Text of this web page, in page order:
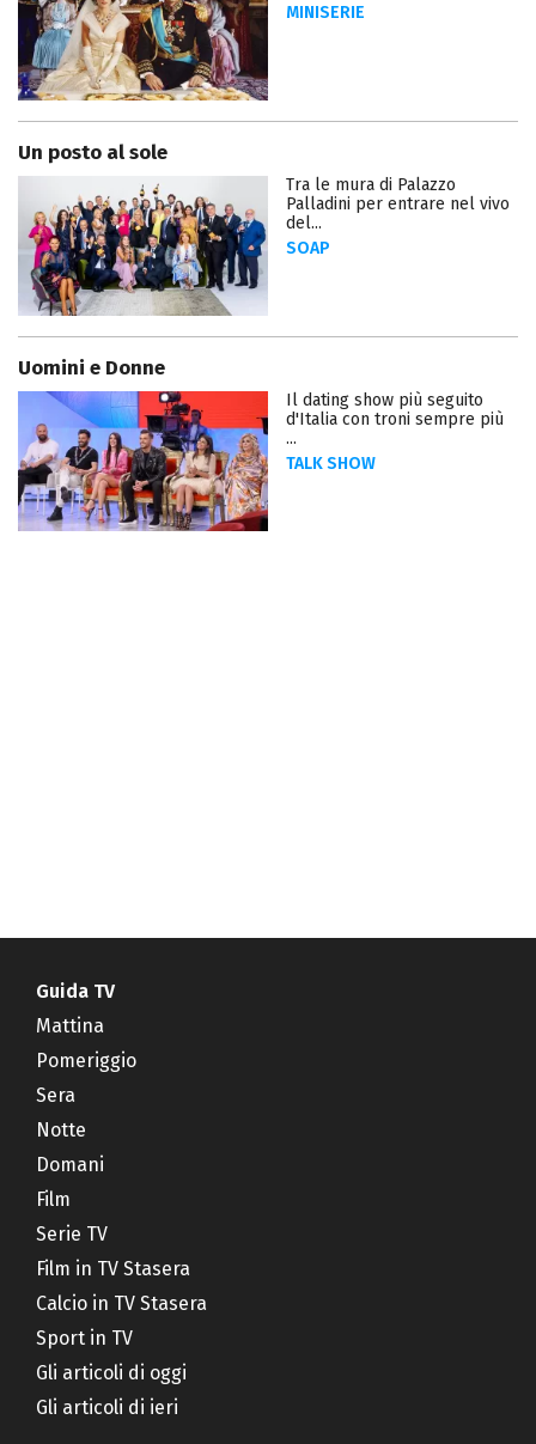
MINISERIE
Un posto al sole
Tra le mura di Palazzo
Palladini per entrare nel vivo
del...
SOAP
Uomini e Donne
Il dating show più seguito
d'Italia con troni sempre più
...
TALK SHOW
Guida TV
Mattina
Pomeriggio
Sera
Notte
Domani
Film
Serie TV
Film in TV Stasera
Calcio in TV Stasera
Sport in TV
Gli articoli di oggi
Gli articoli di ieri